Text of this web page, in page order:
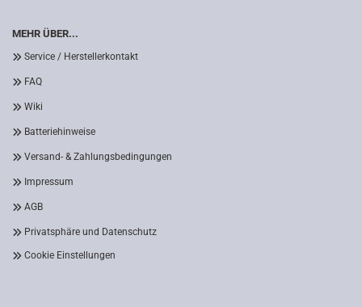
MEHR ÜBER...
Service / Herstellerkontakt
FAQ
Wiki
Batteriehinweise
Versand- & Zahlungsbedingungen
Impressum
AGB
Privatsphäre und Datenschutz
Cookie Einstellungen